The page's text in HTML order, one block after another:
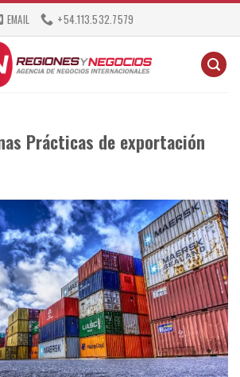
EMAIL +54.113.532.7579
Prácticas de exportación